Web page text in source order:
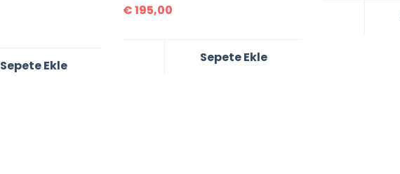
Sepete Ekle
€195,00
Sepete Ekle